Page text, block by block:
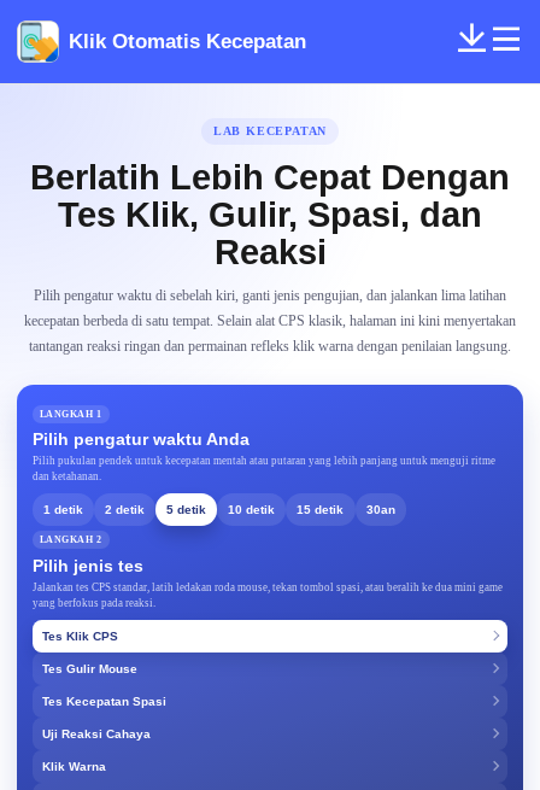
Klik Otomatis Kecepatan
LAB KECEPATAN
Berlatih Lebih Cepat Dengan
Tes Klik, Gulir, Spasi, dan
Reaksi
Pilih pengatur waktu di sebelah kiri, ganti jenis pengujian, dan jalankan lima latihan
kecepatan berbeda di satu tempat. Selain alat CPS klasik, halaman ini kini menyertakan
tantangan reaksi ringan dan permainan refleks klik warna dengan penilaian langsung.
LANGKAH 1
Pilih pengatur waktu Anda
Pilih pukulan pendek untuk kecepatan mentah atau putaran yang lebih panjang untuk menguji ritme
dan ketahanan.
1 detik 2 detik 5 detik 10 detik 15 detik 30an
LANGKAH 2
Pilih jenis tes
Jalankan tes CPS standar, latih ledakan roda mouse, tekan tombol spasi, atau beralih ke dua mini game
yang berfokus pada reaksi.
Tes Klik CPS
Tes Gulir Mouse
Tes Kecepatan Spasi
Uji Reaksi Cahaya
Klik Warna